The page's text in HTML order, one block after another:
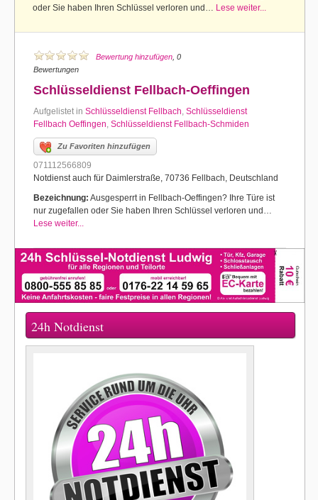
oder Sie haben Ihren Schlüssel verloren und… Lese weiter...
Bewertung hinzufügen , 0
Bewertungen
Schlüsseldienst Fellbach-Oeffingen
Aufgelistet in Schlüsseldienst Fellbach, Schlüsseldienst
Fellbach Oeffingen, Schlüsseldienst Fellbach-Schmiden
Zu Favoriten hinzufügen
071112566809
Notdienst auch für Daimlerstraße, 70736 Fellbach, Deutschland
Bezeichnung: Ausgesperrt in Fellbach-Oeffingen? Ihre Türe ist
nur zugefallen oder Sie haben Ihren Schlüssel verloren und…
Lese weiter...
24h Notdienst